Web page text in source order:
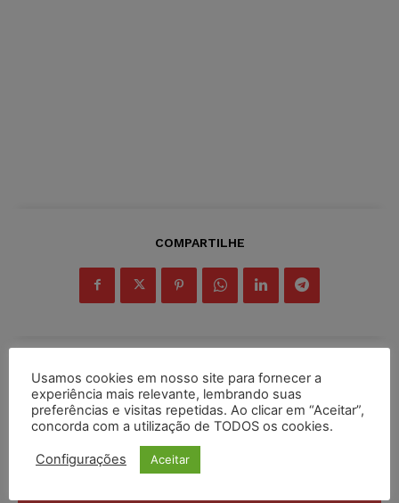
COMPARTILHE
Inscreva-se
Usamos cookies em nosso site para fornecer a
experiência mais relevante, lembrando suas
preferências e visitas repetidas. Ao clicar em “Aceitar”,
concorda com a utilização de TODOS os cookies.
Configurações Aceitar